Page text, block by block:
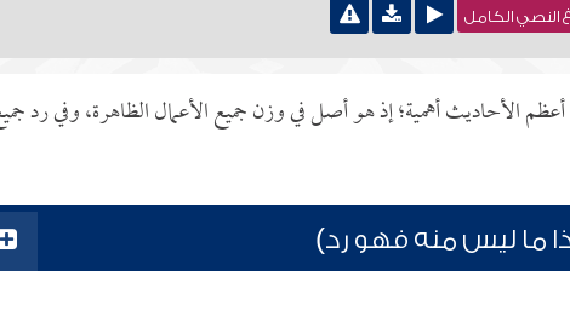
النصي الكامل
الأحاديث أهمية؛ إذ هو أصل في وزن جميع الأعمال الظاهرة، وفي رد
ما ليس منه فهو رد)